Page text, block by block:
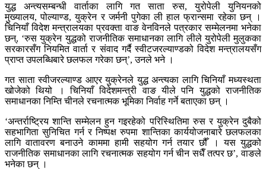
युद्ध अन्त्यसम्बन्धी वार्ताका लागि गत साता रुस, युरोपेली युनियनको
मुख्यालय, पोल्याण्ड, युक्रेन र जर्मनी पुगेका ली हाल फ्रान्समा रहेका छन् ।
चिनियाँ विदेश मन्त्रालयका प्रवक्ता वाङ वेनविनले पत्रकार सम्मेलनमा भनेका
छन्, ‘रुस युक्रेन युद्धको राजनीतिक समाधानका लागि लीले युरोपेली मुलुकका
सरकारसँग नियमित वार्ता र संवाद गर्दै स्वीटजरल्याण्डको विदेश मन्त्रालयसँग
प्राप्त उपलब्धिबारे छलफल गरेका छन्’, उनले भने ।
गत साता स्वीजरल्याण्ड आएर युक्रेनले युद्ध अन्त्यका लागि चिनियाँ मध्यस्थता
खोजेको थियो । चिनियाँ विदेशमन्त्री वाङ यीले पनि युद्धको राजनीतिक
समाधानका निम्ति चीनले रचनात्मक भूमिका निर्वाह गर्ने बताएका छन् ।
‘अन्तर्राष्ट्रिय शान्ति सम्मेलन हुन गइरहेको परिस्थितिमा रुस र युक्रेन दुबैको
सहभागिता सुनिचित गर्न र निष्पक्ष रुपमा शान्तिका कार्ययोजनाबारे छलफलका
लागि वातावरण बनाउने काममा हामी सहयोग गर्न तयार छौँ । यस युद्धको
राजनीतिक समाधानका लागि रचनात्मक सहयोग गर्न चीन सधैँ तत्पर छ’, वाङले
भनेका छन् ।